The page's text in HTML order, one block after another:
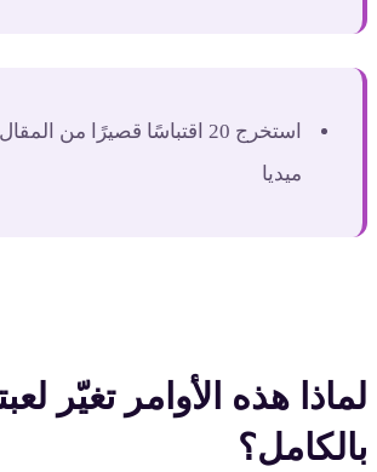
استخرج 20 اقتباسًا قصيرًا من
ميديا
لماذا هذه الأوامر تغيّر
بالكامل؟